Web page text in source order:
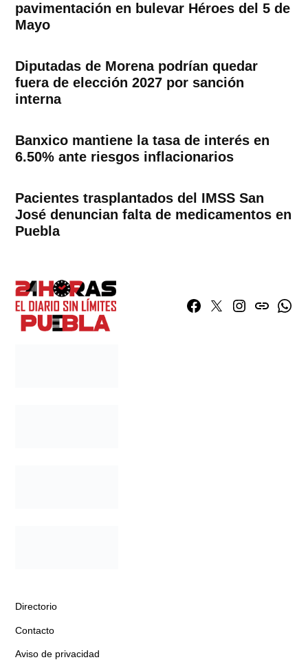
pavimentación en bulevar Héroes del 5 de
Mayo
Diputadas de Morena podrían quedar
fuera de elección 2027 por sanción
interna
Banxico mantiene la tasa de interés en
6.50% ante riesgos inflacionarios
Pacientes trasplantados del IMSS San
José denuncian falta de medicamentos en
Puebla
Facebook
TwitterInstagram
issuu
Directorio
Contacto
Aviso de privacidad